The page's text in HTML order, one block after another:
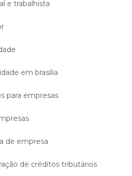
e trabalhista
em brasília
para empresas
de empresa
de créditos tributários